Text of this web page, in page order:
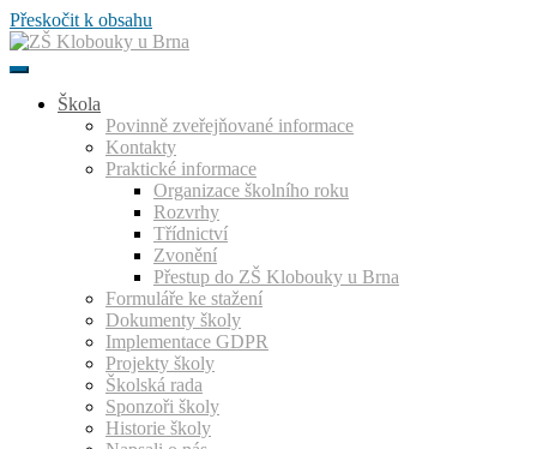
Přeskočit k obsahu
Škola
Povinně zveřejňované informace
Kontakty
Praktické informace
Organizace školního roku
Rozvrhy
Třídnictví
Zvonění
Přestup do ZŠ Klobouky u Brna
Formuláře ke stažení
Dokumenty školy
Implementace GDPR
Projekty školy
Školská rada
Sponzoři školy
Historie školy